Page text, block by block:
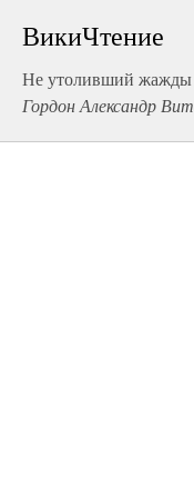
ВикиЧтение
Не утоливший жажды
Гордон Александр